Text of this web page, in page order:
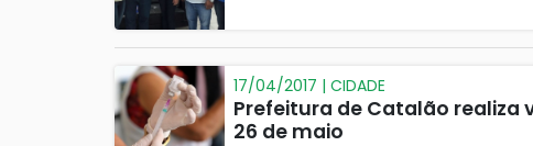
17/04/2017 | CIDADE
Prefeitura de Catalão
26 de maio